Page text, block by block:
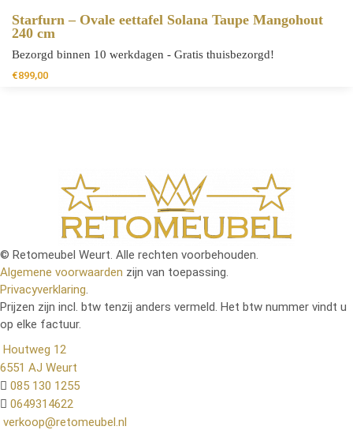
Starfurn – Ovale eettafel Solana Taupe Mangohout
240 cm
Bezorgd binnen 10 werkdagen - Gratis thuisbezorgd!
€899,00
© Retomeubel Weurt. Alle rechten voorbehouden.
Algemene voorwaarden zijn van toepassing.
Privacyverklaring
Prijzen zijn incl. btw tenzij anders vermeld. Het btw nummer vindt u
op elke factuur.
Houtweg 12
6551 AJ Weurt
085 130 1255
0649314622
verkoop@retomeubel.nl